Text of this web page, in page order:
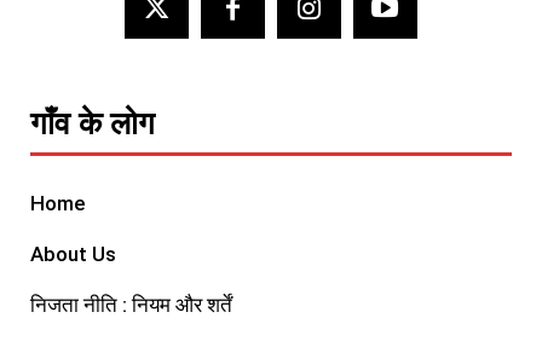
गाँव के लोग
Home
About Us
निजता नीति : नियम और शर्तें